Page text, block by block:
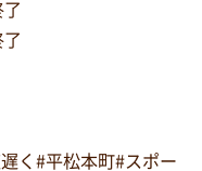
く#平松本町#スポー